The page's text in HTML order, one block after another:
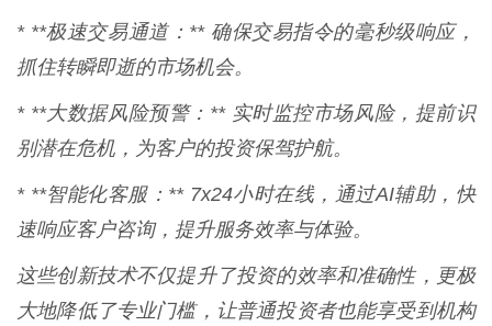
* **极速交易通道：** 确保交易指令的毫秒级响应，
抓住转瞬即逝的市场机会。
* **大数据风险预警：** 实时监控市场风险，提前识
别潜在危机，为客户的投资保驾护航。
* **智能化客服：** 7x24小时在线，通过AI辅助，快
速响应客户咨询，提升服务效率与体验。
这些创新技术不仅提升了投资的效率和准确性，更极
大地降低了专业门槛，让普通投资者也能享受到机构